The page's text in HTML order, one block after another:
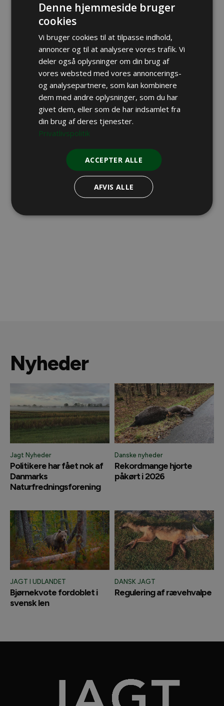
Regulering af rævehvalpe
Miljøminister vil fjerne tilskud til Plant
for Vildtet
Nyheder
Jagt Nyheder
Politikere har fået nok af
Danmarks
Naturfredningsforening
Danske nyheder
Rekordmange hjorte
påkørt i 2026
JAGT I UDLANDET
Bjørnekvote fordoblet i
svensk len
DANSK JAGT
Regulering af rævehvalpe
Denne hjemmeside bruger
cookies
Vi bruger cookies til at tilpasse indhold,
annoncer og til at analysere vores trafik. Vi
deler også oplysninger om din brug af
vores websted med vores annoncerings-
og analysepartnere, som kan kombinere
dem med andre oplysninger, som du har
givet dem, eller som de har indsamlet fra
din brug af deres tjenester.
Privatlivspolitik
ACCEPTER ALLE
AFVIS ALLE